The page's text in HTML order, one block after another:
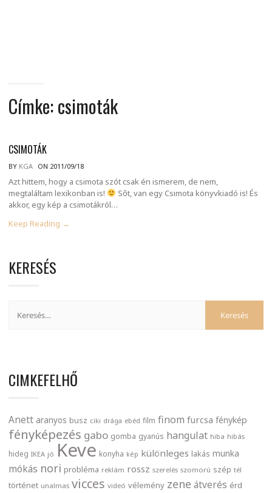
Címke:csimoták
CSIMOTÁK
BY KGA ON 2011/09/18
Azt hittem, hogy a csimota szót csak én ismerem, de nem,
megtaláltam lexikonban is!
Sőt, van egy Csimota könyvkiadó is! És
akkor, egy kép a csimotákról…
Keep Reading →
KERESÉS
CIMKEFELHŐ
Anett aranyos busz ciki drága ebéd film finom furcsa fénykép
fényképezés gabo gomba gyanús hangulat hiba hibás
hideg IKEA jó Keve konyha kép különleges lakás munka
mókás nori probléma reklám rossz szerelés szomorú szép tél
történet unalmas vicces videó vélemény zene átverés érd